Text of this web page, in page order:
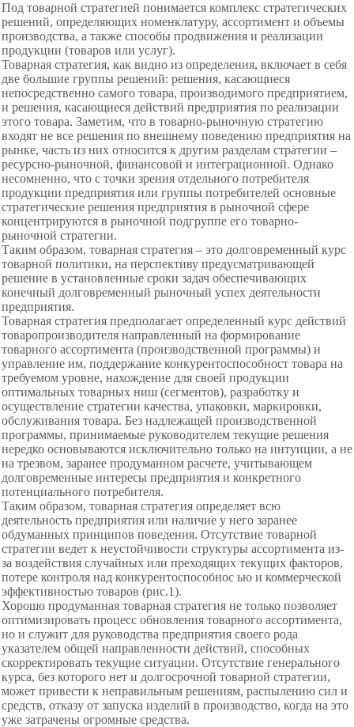
Под товарной стратегией понимается комплекс стратегических
решений, определяющих номенклатуру, ассортимент и объемы
производства, а также способы продвижения и реализации
продукции (товаров или услуг).
Товарная стратегия, как видно из определения, включает в себя
две большие группы решений: решения, касающиеся
непосредственно самого товара, производимого предприятием,
и решения, касающиеся действий предприятия по реализации
этого товара. Заметим, что в товарно-рыночную стратегию
входят не все решения по внешнему поведению предприятия на
рынке, часть из них относится к другим разделам стратегии –
ресурсно-рыночной, финансовой и интеграционной. Однако
несомненно, что с точки зрения отдельного потребителя
продукции предприятия или группы потребителей основные
стратегические решения предприятия в рыночной сфере
концентрируются в рыночной подгруппе его товарно-
рыночной стратегии.
Таким образом, товарная стратегия – это долговременный курс
товарной политики, на перспективу предусматривающей
решение в установленные сроки задач обеспечивающих
конечный долговременный рыночный успех деятельности
предприятия.
Товарная стратегия предполагает определенный курс действий
товаропроизводителя направленный на формирование
товарного ассортимента (производственной программы) и
управление им, поддержание конкурентоспособност товара на
требуемом уровне, нахождение для своей продукции
оптимальных товарных ниш (сегментов), разработку и
осуществление стратегии качества, упаковки, маркировки,
обслуживания товара. Без надлежащей производственной
программы, принимаемые руководителем текущие решения
нередко основываются исключительно только на интуиции, а не
на трезвом, заранее продуманном расчете, учитывающем
долговременные интересы предприятия и конкретного
потенциального потребителя.
Таким образом, товарная стратегия определяет всю
деятельность предприятия или наличие у него заранее
обдуманных принципов поведения. Отсутствие товарной
стратегии ведет к неустойчивости структуры ассортимента из-
за воздействия случайных или преходящих текущих факторов,
потере контроля над конкурентоспособнос ью и коммерческой
эффективностью товаров (рис.1).
Хорошо продуманная товарная стратегия не только позволяет
оптимизировать процесс обновления товарного ассортимента,
но и служит для руководства предприятия своего рода
указателем общей направленности действий, способных
скорректировать текущие ситуации. Отсутствие генерального
курса, без которого нет и долгосрочной товарной стратегии,
может привести к неправильным решениям, распылению сил и
средств, отказу от запуска изделий в производство, когда на это
уже затрачены огромные средства.